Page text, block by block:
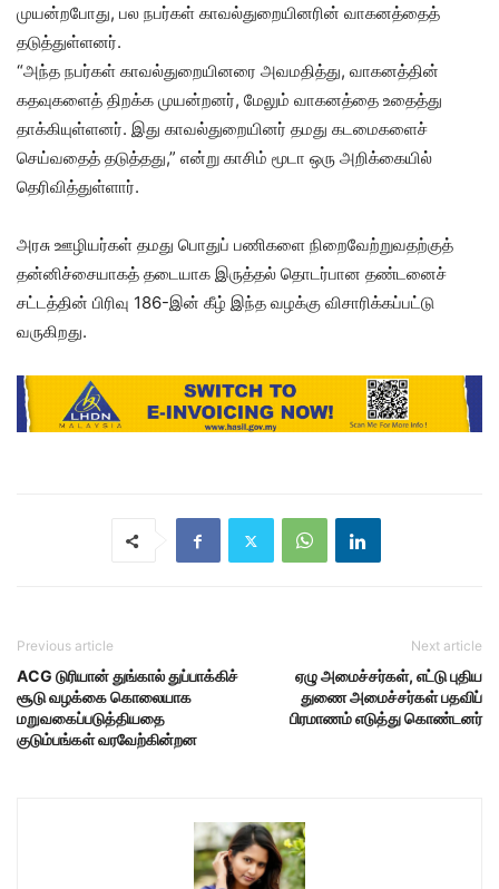
முயன்றபோது, பல நபர்கள் காவல்துறையினரின் வாகனத்தைத்
தடுத்துள்ளனர்.
“அந்த நபர்கள் காவல்துறையினரை அவமதித்து, வாகனத்தின்
கதவுகளைத் திறக்க முயன்றனர், மேலும் வாகனத்தை உதைத்து
தாக்கியுள்ளனர். இது காவல்துறையினர் தமது கடமைகளைச்
செய்வதைத் தடுத்தது,” என்று காசிம் மூடா ஒரு அறிக்கையில்
தெரிவித்துள்ளார்.
அரசு ஊழியர்கள் தமது பொதுப் பணிகளை நிறைவேற்றுவதற்குத்
தன்னிச்சையாகத் தடையாக இருத்தல் தொடர்பான தண்டனைச்
சட்டத்தின் பிரிவு 186-இன் கீழ் இந்த வழக்கு விசாரிக்கப்பட்டு
வருகிறது.
Previous article
ACG டுரியான் துங்கால் துப்பாக்கிச்
சூடு வழக்கை கொலையாக
மறுவகைப்படுத்தியதை
குடும்பங்கள் வரவேற்கின்றன
Next article
ஏழு அமைச்சர்கள், எட்டு புதிய
துணை அமைச்சர்கள் பதவிப்
பிரமாணம் எடுத்து கொண்டனர்